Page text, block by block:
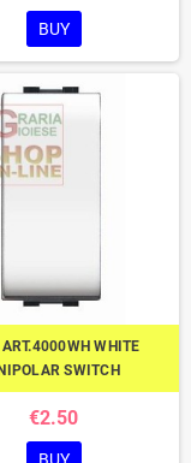
BUY
WHITE
SWITCH
€2.50